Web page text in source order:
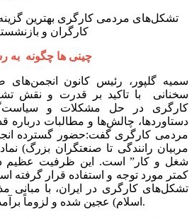
چینی ها چگونه به
سمیه گلپور، رئیس کانون انجمن‌های
سخنانی با تاکید بر قدرت و نقش
کارگری در حل مشکلات و
دستاوردها، چالش‌ها و مطالبات
مردمی کارگری گفت:حضور گسترده
مربیان رانندگی تا صنعتگران بزرگ)
شغل و کار” است. این ظرفیت عظیم
کمتر مورد توجه و استفاده قرار گرفته
تشکل‌های کارگری در ایران، با مبانی
اسلام) عجین شده و لزوماً برآمده از الگوهای غربی نیست.